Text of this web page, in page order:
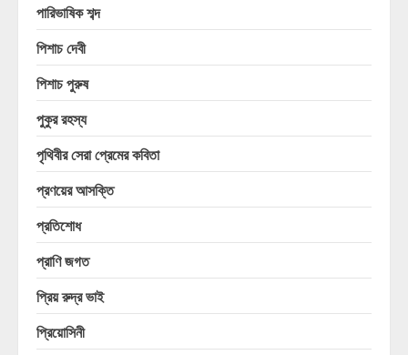
পারিভাষিক শব্দ
পিশাচ দেবী
পিশাচ পুরুষ
পুকুর রহস্য
পৃথিবীর সেরা প্রেমের কবিতা
প্রণয়ের আসক্তি
প্রতিশোধ
প্রাণি জগত
প্রিয় রুদ্র ভাই
প্রিয়োসিনী